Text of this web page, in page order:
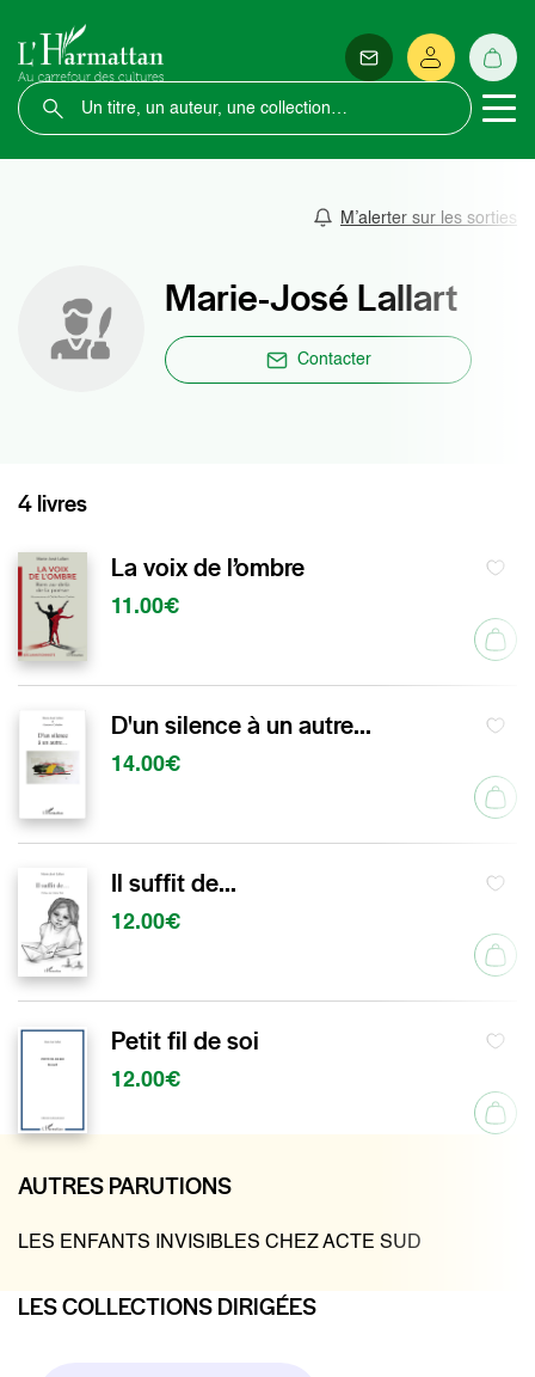
M’alerter sur les sorties
Marie-José Lallart
Contacter
4 livres
La voix de l’ombre
11.00€
D'un silence à un autre...
14.00€
Il suffit de...
12.00€
Petit fil de soi
12.00€
AUTRES PARUTIONS
LES ENFANTS INVISIBLES CHEZ ACTE SUD
LES COLLECTIONS DIRIGÉES